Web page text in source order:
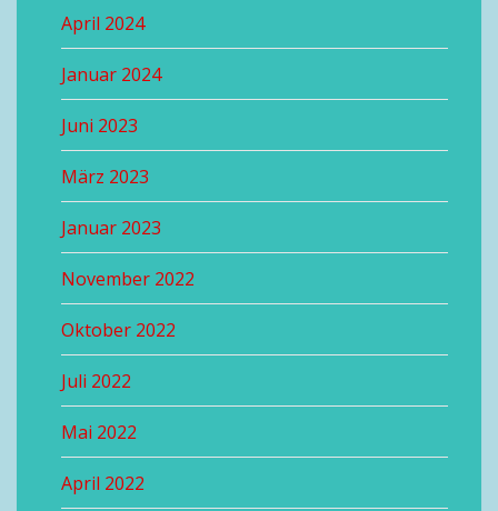
April 2024
Januar 2024
Juni 2023
März 2023
Januar 2023
November 2022
Oktober 2022
Juli 2022
Mai 2022
April 2022